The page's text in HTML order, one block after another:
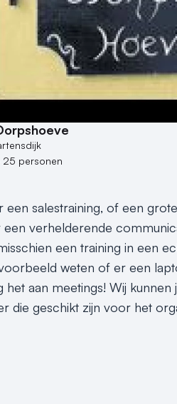
25 personen
salestraining, of een
verhelderende
een training in een
weten of er een
aan meetings! Wij
die geschikt zijn voor het